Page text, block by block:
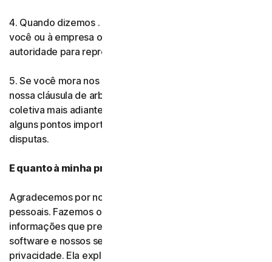
4. Quando dizemos . . .
você ou à empresa ou companhia que você tem
autoridade para representar.
5. Se você mora nos Estados Unidos, certifique-se de ler
nossa cláusula de arbitragem legal e a renúncia de ação
coletiva mais adiante neste documento. Elas descrevem
alguns pontos importantes sobre como nós resolvemos
disputas.
E quanto à minha privacidade?
Agradecemos por nos confiar suas informações
pessoais. Fazemos o máximo para usar apenas as
informações que precisamos para fornecer a você nosso
software e nossos serviços. Leia nossa Política de
privacidade. Ela explica como e por que nós coletamos,